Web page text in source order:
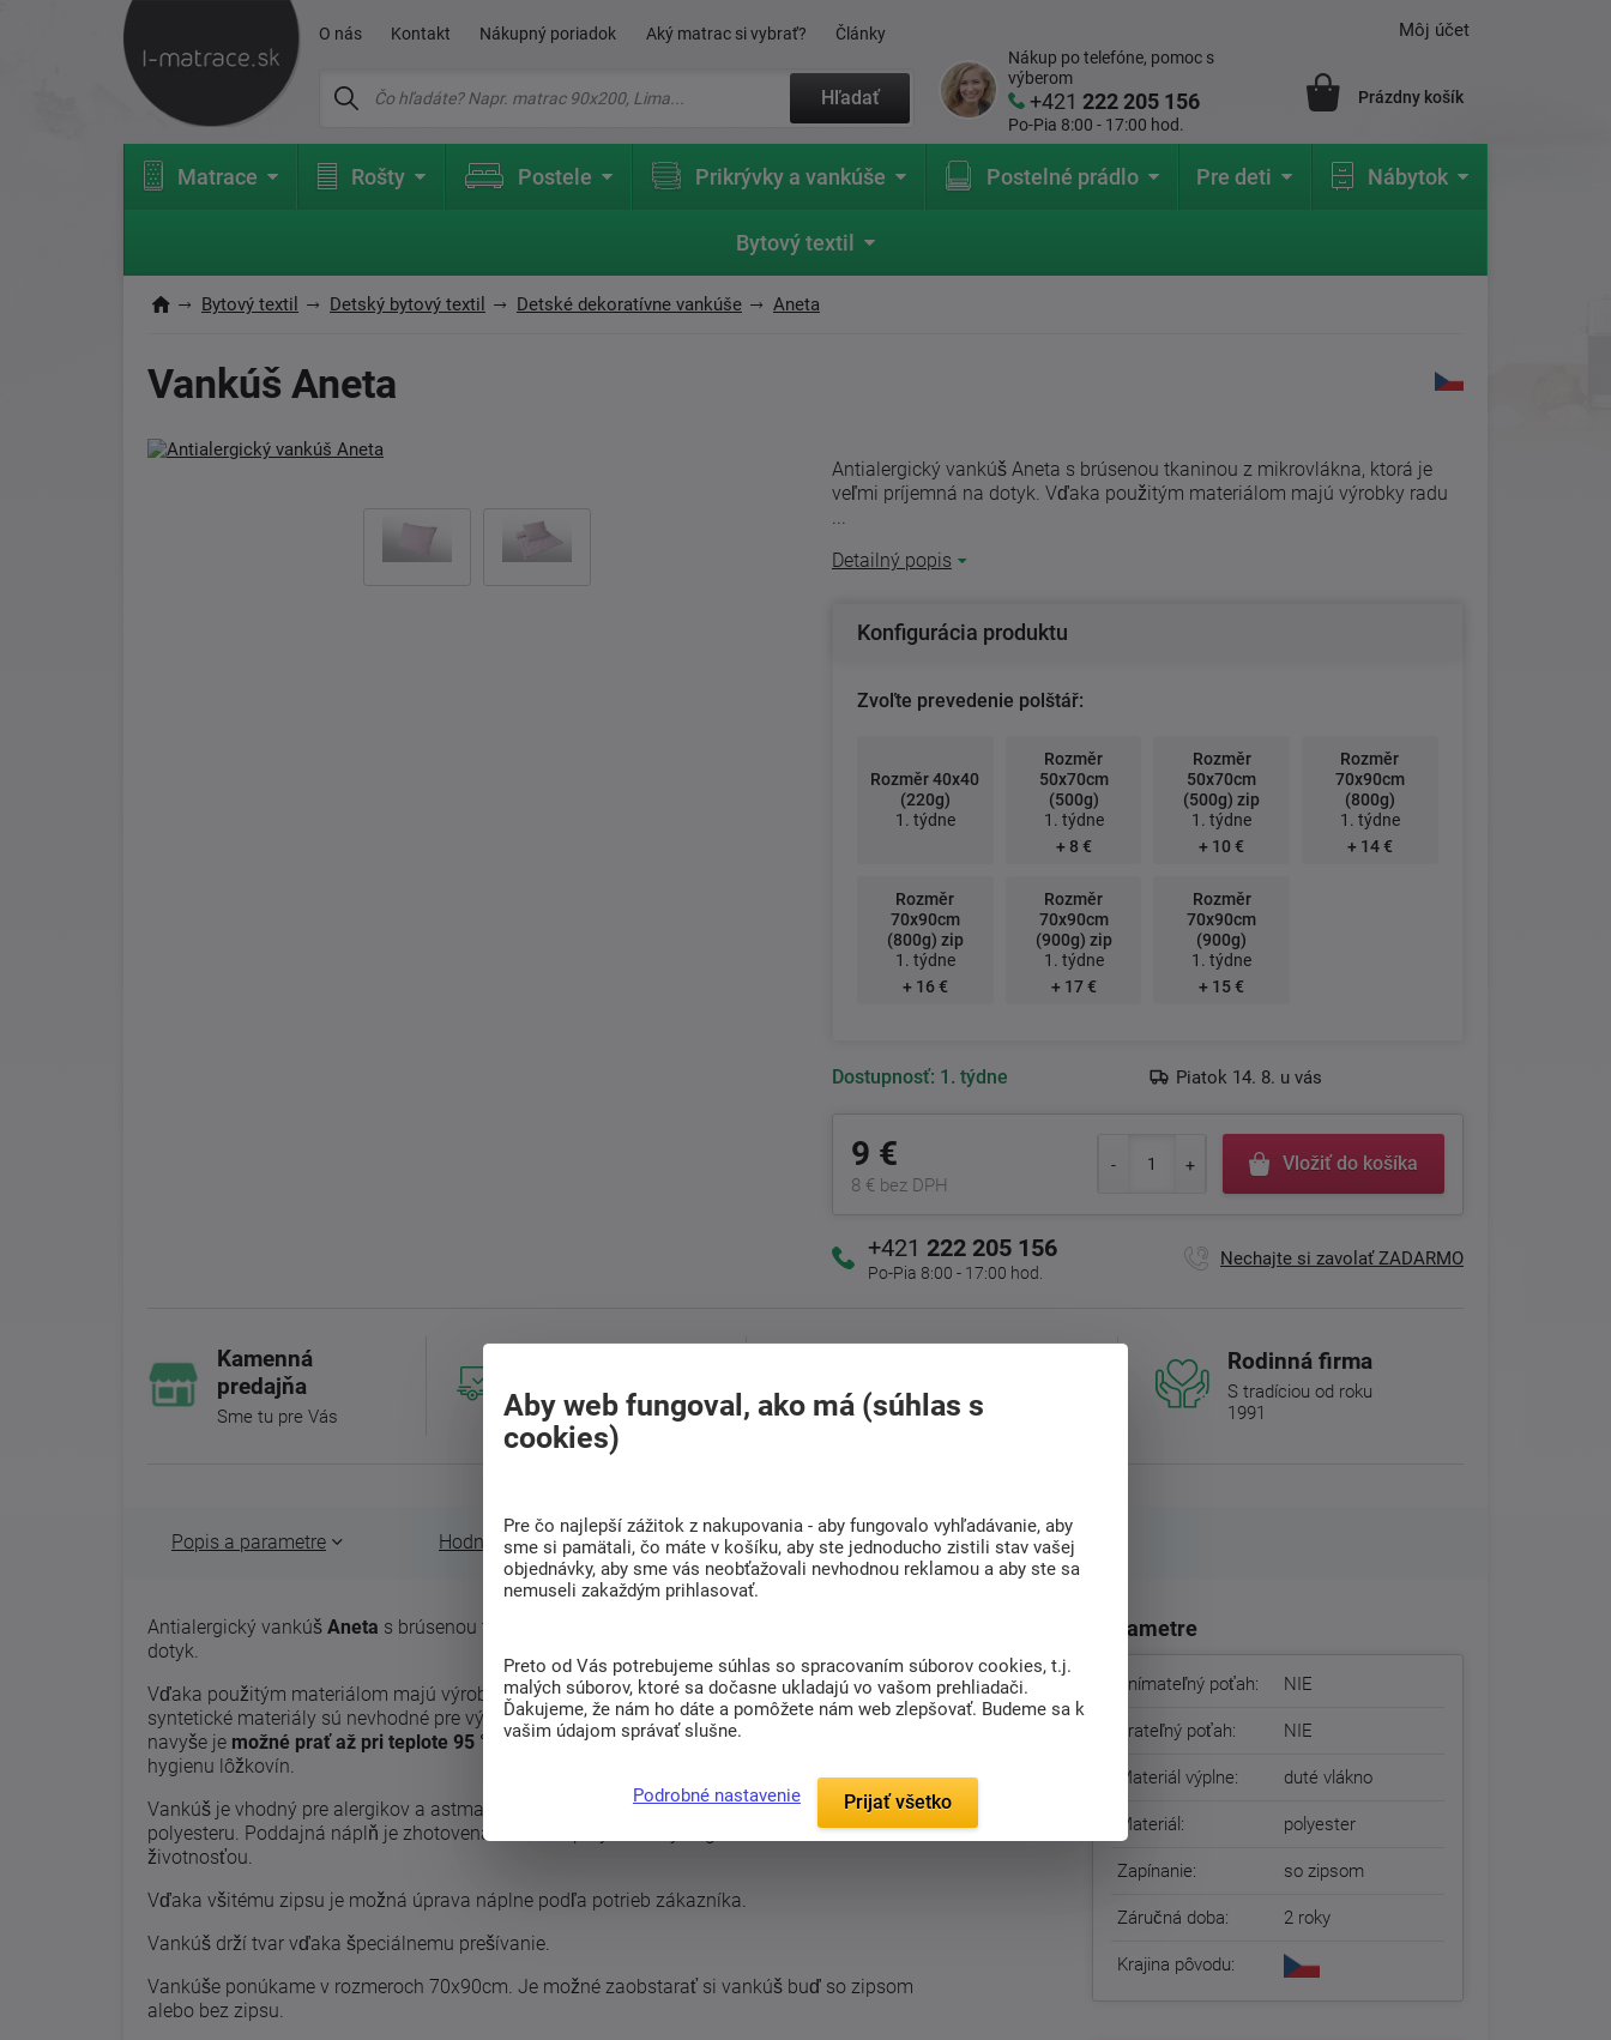
O nás Kontakt Nákupný poriadok Aký matrac si vybrať? Články
Hľadať
Nákup po telefóne, pomoc s
výberom
+421222 205 156
Po-Pia 8:00 - 17:00 hod.
Môj účet
Prázdny košík
Matrace Rošty Postele Prikrývky a vankúše Postelné prádlo Pre deti Nábytok
Bytový textil
Bytový textil Detský bytový textil Detské dekoratívne vankúše Aneta
Vankúš Aneta
Antialergický vankúš Aneta s brúsenou tkaninou z mikrovlákna, ktorá je
veľmi príjemná na dotyk. Vďaka použitým materiálom majú výrobky radu
...
Detailný popis
Konfigurácia produktu
Zvoľte prevedenie polštář:
Rozměr 40x40
(220g)
1. týdne
Rozměr
50x70cm
(500g)
1. týdne
+ 8 €
Rozměr
50x70cm
(500g) zip
1. týdne
+ 10 €
Rozměr
70x90cm
(800g)
1. týdne
+ 14 €
Rozměr
70x90cm
(800g) zip
1. týdne
+ 16 €
Rozměr
70x90cm
(900g) zip
1. týdne
+ 17 €
Rozměr
70x90cm
(900g)
1. týdne
+ 15 €
Dostupnosť: 1. týdne Piatok 14. 8. u vás
9 €
8 € bez DPH
Vložiť do košíka
+421 222 205 156
Po-Pia 8:00 - 17:00 hod.
Nechajte si zavolať ZADARMO
Kamenná
predajňa
Sme tu pre Vás
ZADARMO
Pri nákupe nad 200 Eur
výberom
Nájdite vhodný matrac
Rodinná firma
S tradíciou od roku
1991
Popis a parametre Hodnotenie (0) Súvisiaci tovar (1)
Antialergický vankúš Aneta s brúsenou tkaninou z mikrovlákna, ktorá je veľmi príjemná na
dotyk.
Vďaka použitým materiálom majú výrobky radu Aneta veľmi dobréantialergické vlastnosti-
syntetické materiály sú nevhodné pre výskyt roztočov, baktérií a ďalších mikroorganizmov,
navyše je možné prať až pri teplote 95 ° C
čo je ďalší zo spôsobov, ako dosiahnuť vysokú
hygienu lôžkovín.
Vankúš je vhodný pre alergikov a astmatikov. Poťah je vyrobený z tkaniny zo 100%
polyesteru. Poddajná náplň je zhotovená zo 100% polyesterových guľôčok s dlhou
životnosťou.
Vďaka všitému zipsu je možná úprava náplne podľa potrieb zákazníka.
Vankúš drží tvar vďaka špeciálnemu prešívanie.
Vankúše ponúkame v rozmeroch 70x90cm. Je možné zaobstarať si vankúš buď so zipsom
alebo bez zipsu.
Parametre
Snímateľný poťah: NIE
Prateľný poťah: NIE
Materiál výplne: duté vlákno
Materiál: polyester
Zapínanie: so zipsom
Záručná doba: 2 roky
Krajina pôvodu:
Aby web fungoval, ako má (súhlas s
cookies)
Pre čo najlepší zážitok z nakupovania - aby fungovalo vyhľadávanie, aby
sme si pamätali, čo máte v košíku, aby ste jednoducho zistili stav vašej
objednávky, aby sme vás neobťažovali nevhodnou reklamou a aby ste sa
nemuseli zakaždým prihlasovať.
Preto od Vás potrebujeme súhlas so spracovaním súborov cookies, t.j.
malých súborov, ktoré sa dočasne ukladajú vo vašom prehliadači.
Ďakujeme, že nám ho dáte a pomôžete nám web zlepšovať. Budeme sa k
vašim údajom správať slušne.
Podrobné nastavenie Prijať všetko